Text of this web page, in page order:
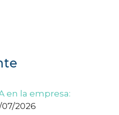
en la empresa:
2026